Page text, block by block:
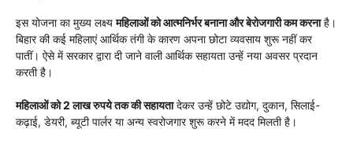
इस योजना का मुख्य लक्ष्यमहिलाओं को आत्मनिर्भर बनाना और बेरोजगारी कम करनाहै।
बिहार की कई महिलाएं आर्थिक तंगी के कारण अपना छोटा व्यवसाय शुरू नहीं कर
पातीं। ऐसे में सरकार द्वारा दी जाने वाली आर्थिक सहायता उन्हें नया अवसर प्रदान
करती है।
महिलाओं को 2 लाख रुपये तक की सहायतादेकर उन्हें छोटे उद्योग, दुकान, सिलाई-
कढ़ाई, डेयरी, ब्यूटी पार्लर या अन्य स्वरोजगार शुरू करने में मदद मिलती है।